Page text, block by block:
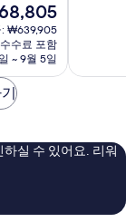
: ₩639,905
수료 포함
~ 9월 5일
Nadi
우
요,
이
실 수 있어요. 리워